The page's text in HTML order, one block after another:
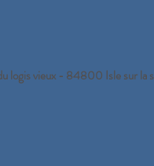
logis vieux - 84800 Isle sur